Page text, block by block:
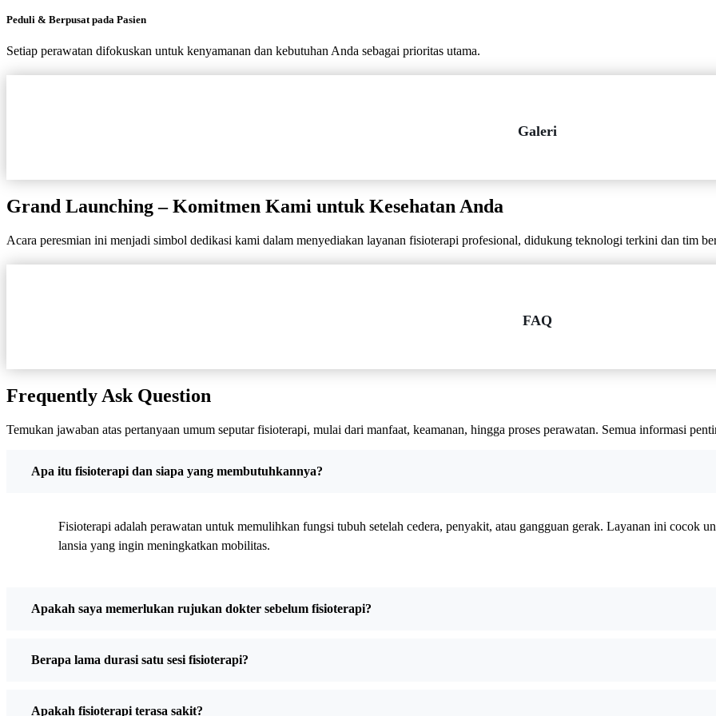
Peduli & Berpusat pada Pasien
Setiap perawatan difokuskan untuk kenyamanan dan kebutuhan Anda sebagai prioritas utama.
Galeri
Grand Launching – Komitmen Kami untuk Kesehatan Anda
Acara peresmian ini menjadi simbol dedikasi kami dalam menyediakan layanan fisioterapi profesional, didukung teknologi terkini dan tim
FAQ
Frequently Ask Question
Temukan jawaban atas pertanyaan umum seputar fisioterapi, mulai dari manfaat, keamanan, hingga proses perawatan. Semua informasi
Apa itu fisioterapi dan siapa yang membutuhkannya?
Fisioterapi adalah perawatan untuk memulihkan fungsi tubuh setelah cedera, penyakit, atau gangguan gerak. Layanan ini cocok
lansia yang ingin meningkatkan mobilitas.
Apakah saya memerlukan rujukan dokter sebelum fisioterapi?
Berapa lama durasi satu sesi fisioterapi?
Apakah fisioterapi terasa sakit?